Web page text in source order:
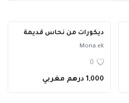
ديكورات من نحاس قديمة
Mona.ek
1,000 درهم مغربي